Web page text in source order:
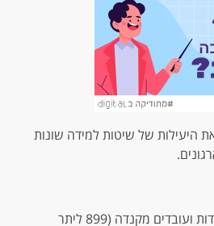
היעילות של שיטות למידה שונות
החוקרים חילקו 900 עובדות ועובדים מקנדה (899 ליתר